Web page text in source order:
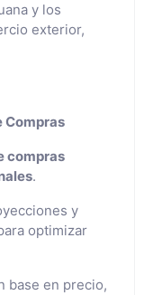
y los
exterior,
Compras
compras
.
y
optimizar
base en precio,